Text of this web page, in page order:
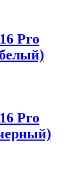
Pro
Pro